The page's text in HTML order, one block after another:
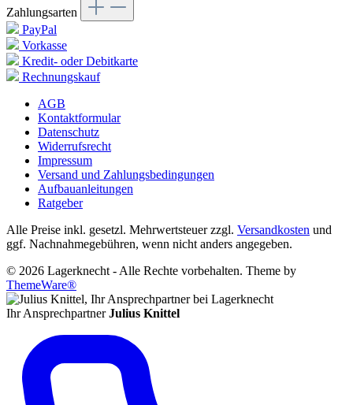
Zahlungsarten
PayPal
Vorkasse
Kredit- oder Debitkarte
Rechnungskauf
AGB
Kontaktformular
Datenschutz
Widerrufsrecht
Impressum
Versand und Zahlungsbedingungen
Aufbauanleitungen
Ratgeber
Alle Preise inkl. gesetzl. Mehrwertsteuer zzgl. Versandkosten und
ggf. Nachnahmegebühren, wenn nicht anders angegeben.
© 2026 Lagerknecht - Alle Rechte vorbehalten. Theme by
ThemeWare®
Ihr Ansprechpartner Julius Knittel